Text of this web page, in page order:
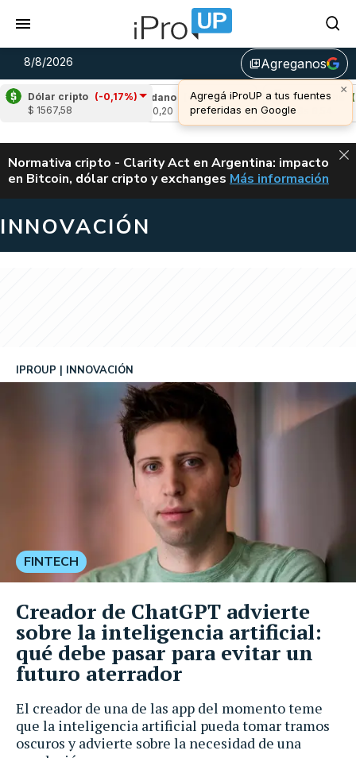
8/8/2026 library_addAgreganos
×
Agregá iProUP a tus fuentes
preferidas en Google
Dólar cripto (-0,17%)
$ 1567,58
Cardano
(-0,83%)
Avalanche
u$s 6,54
ALERTA
Normativa cripto - Clarity Act en Argentina: impacto
en Bitcoin, dólar cripto y exchanges CLARITY ACT EN
Más información
INNOVACIÓN
El creador de una de las app del momento teme
que la inteligencia artificial pueda tomar tramos
oscuros y advierte sobre la necesidad de una
IPROUP INNOVACIÓN
FINTECH
Creador de ChatGPT advierte
sobre la inteligencia artificial:
qué debe pasar para evitar un
futuro aterrador